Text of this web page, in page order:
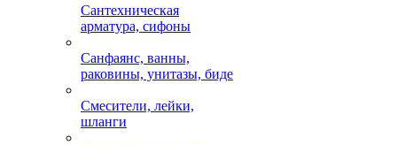
Сантехническая
арматура, сифоны
Санфаянс, ванны,
раковины, унитазы, биде
Смесители, лейки,
шланги